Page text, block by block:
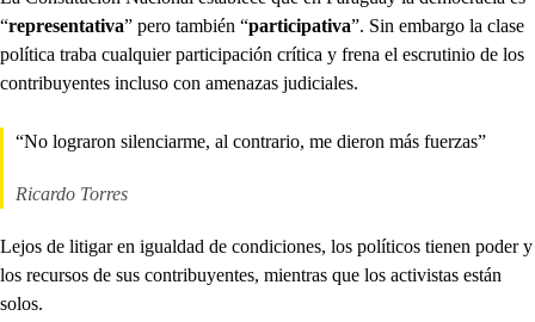
“representativa” pero también “participativa”. Sin embargo la clase
política traba cualquier participación crítica y frena el escrutinio de los
contribuyentes incluso con amenazas judiciales.
“No lograron silenciarme, al contrario, me dieron más fuerzas”
Ricardo Torres
Lejos de litigar en igualdad de condiciones, los políticos tienen poder y
los recursos de sus contribuyentes, mientras que los activistas están
solos.